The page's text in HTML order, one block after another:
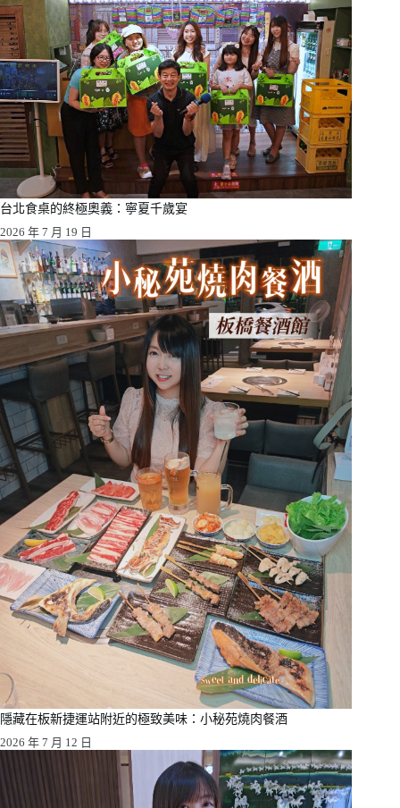
台北食桌的終極奧義：寧夏千歲宴
2026 年 7 月 19 日
隱藏在板新捷運站附近的極致美味：小秘苑燒肉餐酒
2026 年 7 月 12 日